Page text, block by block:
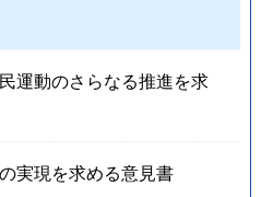
運動のさらなる推進を求
実現を求める意見書